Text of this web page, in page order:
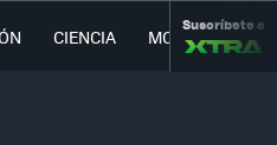
CIENCIA MOVILIDAD
Suscríbete a